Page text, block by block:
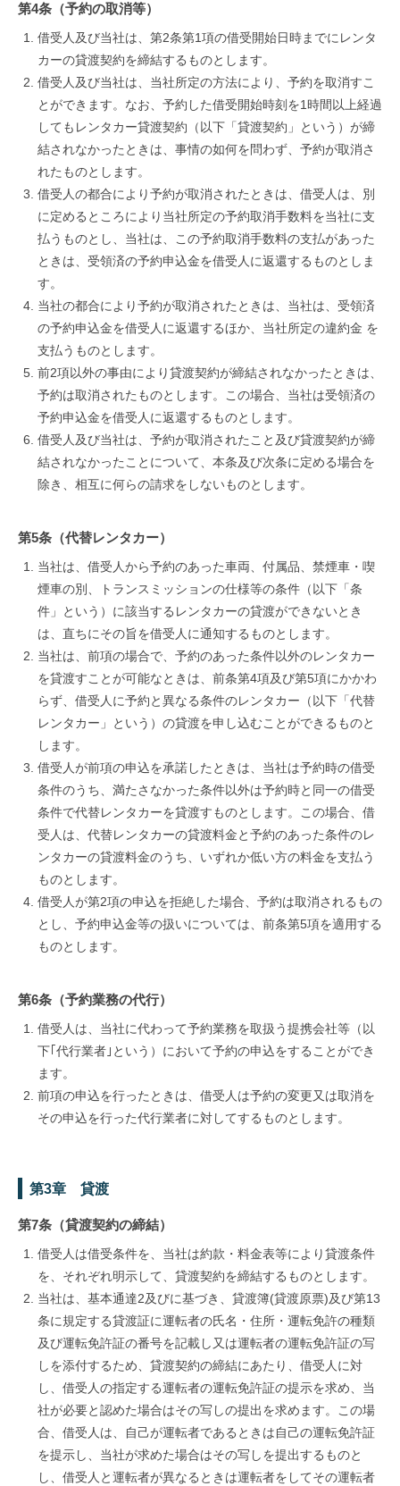
第4条（予約の取消等）
借受人及び当社は、第2条第1項の借受開始日時までにレンタ
カーの貸渡契約を締結するものとします。
借受人及び当社は、当社所定の方法により、予約を取消すこ
とができます。なお、予約した借受開始時刻を1時間以上経過
してもレンタカー貸渡契約（以下「貸渡契約」という）が締
結されなかったときは、事情の如何を問わず、予約が取消さ
れたものとします。
借受人の都合により予約が取消されたときは、借受人は、別
に定めるところにより当社所定の予約取消手数料を当社に支
払うものとし、当社は、この予約取消手数料の支払があった
ときは、受領済の予約申込金を借受人に返還するものとしま
す。
当社の都合により予約が取消されたときは、当社は、受領済
の予約申込金を借受人に返還するほか、当社所定の違約金 を
支払うものとします。
前2項以外の事由により貸渡契約が締結されなかったときは、
予約は取消されたものとします。この場合、当社は受領済の
予約申込金を借受人に返還するものとします。
借受人及び当社は、予約が取消されたこと及び貸渡契約が締
結されなかったことについて、本条及び次条に定める場合を
除き、相互に何らの請求をしないものとします。
第5条（代替レンタカー）
当社は、借受人から予約のあった車両、付属品、禁煙車・喫
煙車の別、トランスミッションの仕様等の条件（以下「条
件」という）に該当するレンタカーの貸渡ができないとき
は、直ちにその旨を借受人に通知するものとします。
当社は、前項の場合で、予約のあった条件以外のレンタカー
を貸渡すことが可能なときは、前条第4項及び第5項にかかわ
らず、借受人に予約と異なる条件のレンタカー（以下「代替
レンタカー」という）の貸渡を申し込むことができるものと
します。
借受人が前項の申込を承諾したときは、当社は予約時の借受
条件のうち、満たさなかった条件以外は予約時と同一の借受
条件で代替レンタカーを貸渡すものとします。この場合、借
受人は、代替レンタカーの貸渡料金と予約のあった条件のレ
ンタカーの貸渡料金のうち、いずれか低い方の料金を支払う
ものとします。
借受人が第2項の申込を拒絶した場合、予約は取消されるもの
とし、予約申込金等の扱いについては、前条第5項を適用する
ものとします。
第6条（予約業務の代行）
借受人は、当社に代わって予約業務を取扱う提携会社等（以
下｢代行業者｣という）において予約の申込をすることができ
ます。
前項の申込を行ったときは、借受人は予約の変更又は取消を
その申込を行った代行業者に対してするものとします。
第3章 貸渡
第7条（貸渡契約の締結）
借受人は借受条件を、当社は約款・料金表等により貸渡条件
を、それぞれ明示して、貸渡契約を締結するものとします。
当社は、基本通達2及びに基づき、貸渡簿(貸渡原票)及び第13
条に規定する貸渡証に運転者の氏名・住所・運転免許の種類
及び運転免許証の番号を記載し又は運転者の運転免許証の写
しを添付するため、貸渡契約の締結にあたり、借受人に対
し、借受人の指定する運転者の運転免許証の提示を求め、当
社が必要と認めた場合はその写しの提出を求めます。この場
合、借受人は、自己が運転者であるときは自己の運転免許証
を提示し、当社が求めた場合はその写しを提出するものと
し、借受人と運転者が異なるときは運転者をしてその運転者